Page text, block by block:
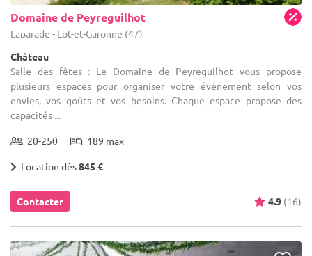
Domaine de Peyreguilhot
Laparade - Lot-et-Garonne (47)
Château
Salle des fêtes : Le Domaine de Peyreguilhot vous propose
plusieurs espaces pour organiser votre événement selon vos
envies, vos goûts et vos besoins. Chaque espace propose des
capacités ...
20-250 189 max
Location dès845 €
Contacter 4.9 (16)